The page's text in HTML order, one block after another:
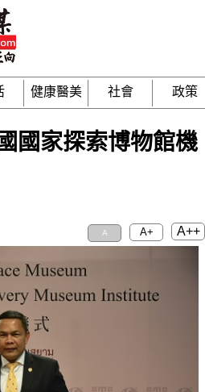
健康醫美 社會 政策
國家探索博物館機
A A+ A++